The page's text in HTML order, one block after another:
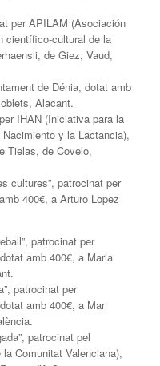
per APILAM (Asociación
científico-cultural de la
de Giez, Vaud,
de Dénia, dotat amb
Alacant.
IHAN (Iniciativa para la
y la Lactancia),
Tielas, de Covelo,
cultures”, patrocinat per
400€, a Arturo Lopez
patrocinat per
amb 400€, a Maria
patrocinat per
amb 400€, a Mar
patrocinat pel
la Comunitat Valenciana),